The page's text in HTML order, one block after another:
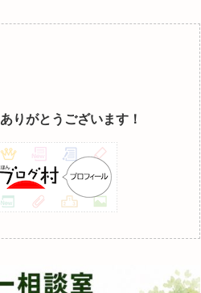
ありがとうございます！